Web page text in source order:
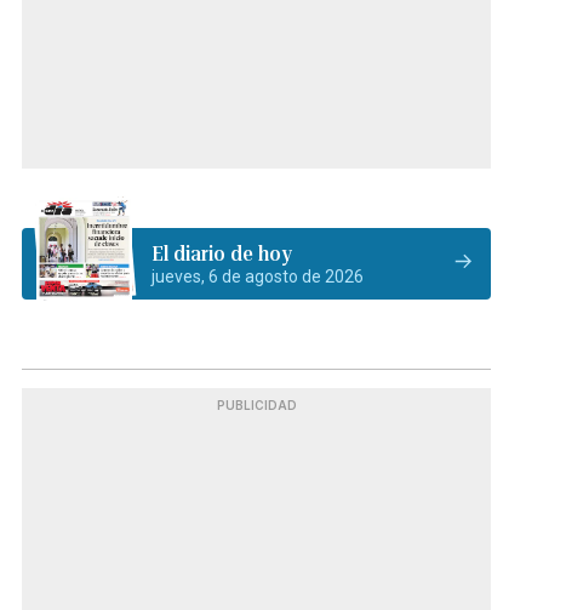
El diario de hoy
jueves, 6 de agosto de 2026
PUBLICIDAD